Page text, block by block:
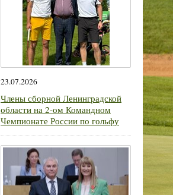
23.07.2026
Члены сборной Ленинградской
области на 2-ом Командном
Чемпионате России по гольфу